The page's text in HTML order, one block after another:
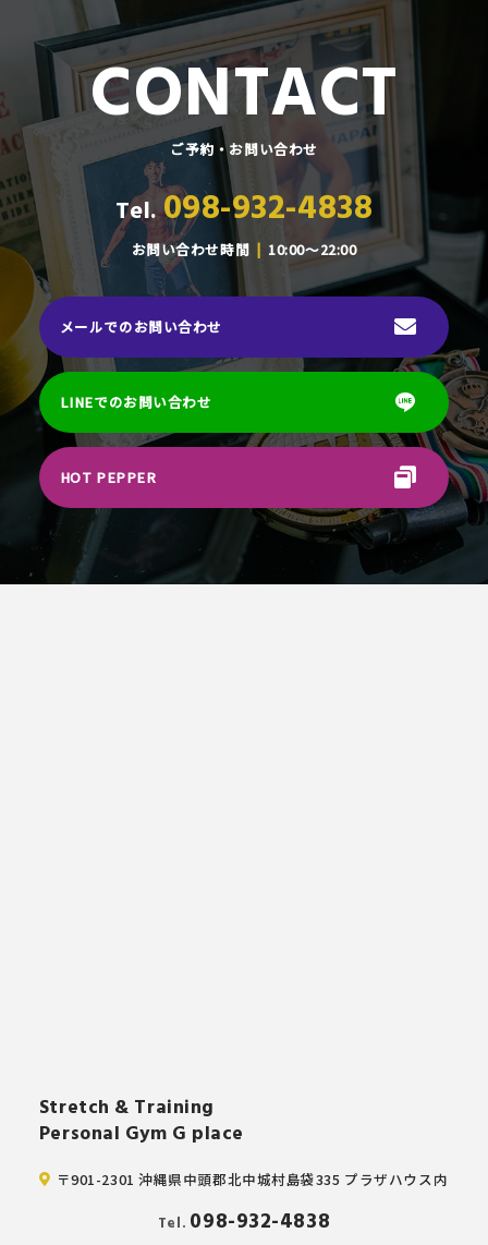
CONTACT
ご予約・お問い合わせ
Tel.098-932-4838
お問い合わせ時間 10:00～22:00
メールでのお問い合わせ
LINEでのお問い合わせ
HOT PEPPER
Stretch & Training
Personal Gym G place
〒901-2301 沖縄県中頭郡北中城村島袋335 プラザハウス内
Tel. 098-932-4838